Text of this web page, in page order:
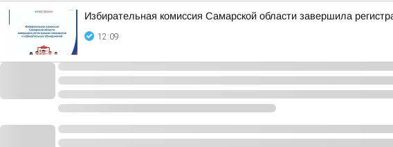
Избирательная комиссия Самарской области завершила
12:09